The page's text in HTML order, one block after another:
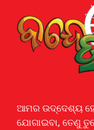
ଆମର ଉଦ୍ଦେଶ୍ୟ
ଯୋଗାଇବା, ତେଣୁ